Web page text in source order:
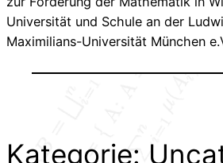
Universität und Schule an der
Maximilians-Universität München
Kategorie: